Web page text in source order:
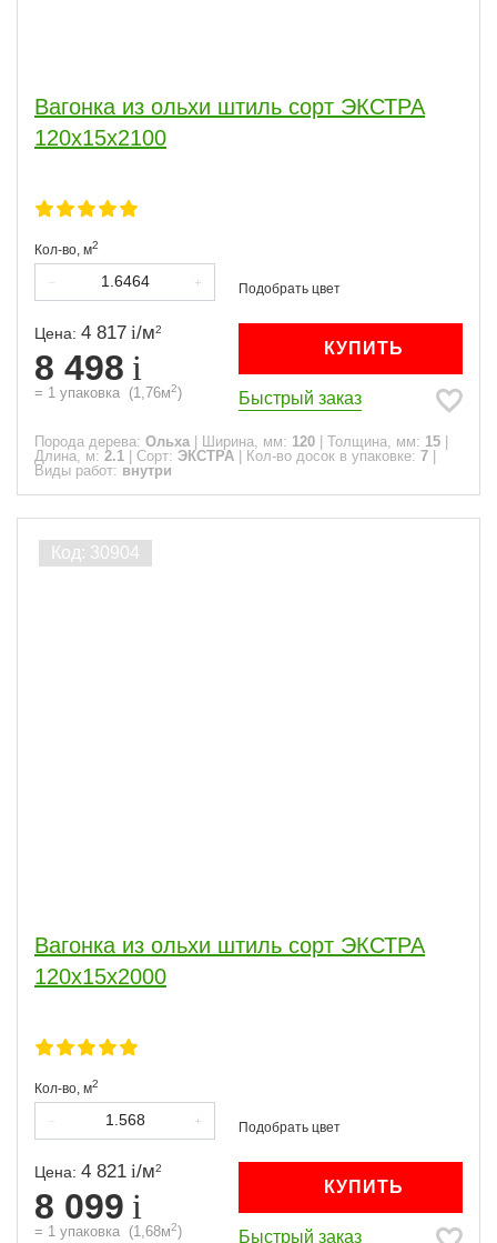
Вагонка из ольхи штиль сорт ЭКСТРА
120х15х2100
Кол-во, м2
Цена: 4 817 /м2
8 498
= 1 упаковка (1,76м2)
КУПИТЬ
Быстрый заказ
Порода дерева: Ольха Ширина, мм: 120 Толщина, мм: 15
Длина, м: 2.1 Сорт: ЭКСТРА Кол-во досок в упаковке: 7
Виды работ: внутри
Вагонка из ольхи штиль сорт ЭКСТРА
120х15х2000
Кол-во, м2
Цена: 4 821 /м2
8 099
= 1 упаковка (1,68м2)
КУПИТЬ
Быстрый заказ